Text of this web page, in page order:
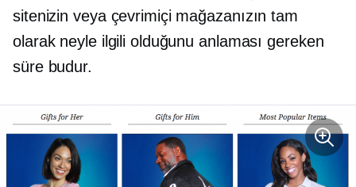
sitenizin veya çevrimiçi mağazanızın tam
olarak neyle ilgili olduğunu anlaması gereken
süre budur.